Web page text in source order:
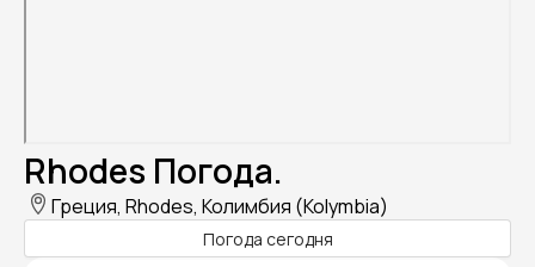
Rhodes Погода.
Греция, Rhodes, Колимбия (Kolymbia)
Погода сегодня